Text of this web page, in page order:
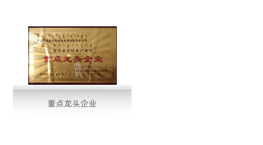
重点龙头企业